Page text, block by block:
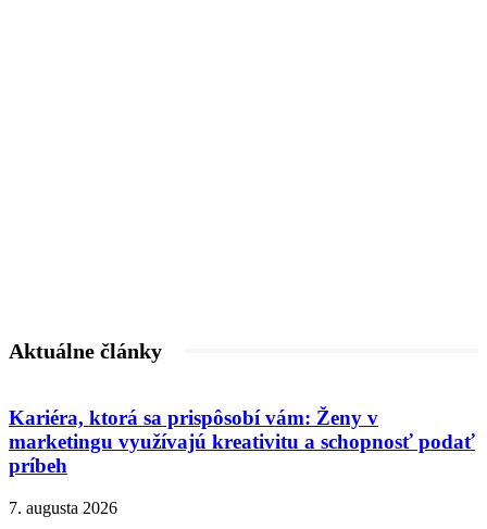
Aktuálne články
Kariéra, ktorá sa prispôsobí vám: Ženy v
marketingu využívajú kreativitu a schopnosť podať
príbeh
7. augusta 2026